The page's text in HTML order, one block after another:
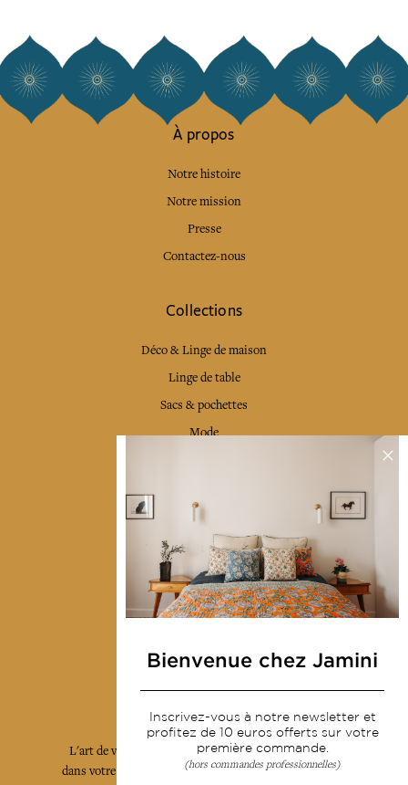
À propos
Notre histoire
Notre mission
Presse
Contactez-nous
Collections
Déco & Linge de maison
Linge de table
Sacs & pochettes
Mode
Livraison & retour
CGV
Devenir revendeur
Notre communauté
L'art de vivre JAMINI raconté avec poésie et élégance
dans votre boîte mail. Inscrivez vous à notre newsletter
Bienvenue chez Jamini
Inscrivez-vous à notre newsletter et
profitez de 10 euros offerts sur votre
première commande.
(hors commandes professionnelles)